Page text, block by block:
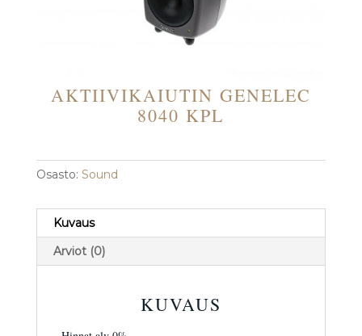
AKTIIVIKAIUTIN GENELEC
8040 KPL
Osasto: Sound
Kuvaus
Arviot (0)
KUVAUS